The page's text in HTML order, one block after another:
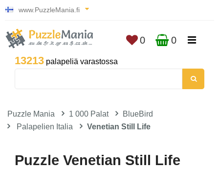
www.PuzzleMania.fi
13213 palapeliä varastossa
0 0
Puzzle Mania 1 000 Palat
BlueBird
Palapelien Italia
Venetian Still Life
Puzzle Venetian Still Life